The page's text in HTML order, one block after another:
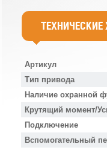
Артикул
Тип привода
Наличие охранной
Крутящий момент/
Подключение
Вспомогательный